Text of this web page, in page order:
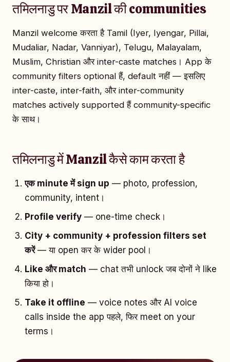
तमिलनाडु पर Manzil की communities
Manzil welcome करता है Tamil (Iyer, Iyengar, Pillai,
Mudaliar, Nadar, Vanniyar), Telugu, Malayalam,
Muslim, Christian और inter-caste matches। App के
community filters optional हैं, default नहीं — इसलिए
inter-caste, inter-faith, और inter-community
matches actively supported हैं community-specific
के साथ।
तमिलनाडु में Manzil कैसे काम करता है
एक minute में sign up — photo, profession,
community, intent।
Profile verify — one-time check।
City + community + profession filters set
करें— या open कर के wider pool।
Like और match — chat तभी unlock जब दोनों ने like
किया हो।
Take it offline — voice notes और AI voice
calls inside the app पहले, फिर meet on your
terms।